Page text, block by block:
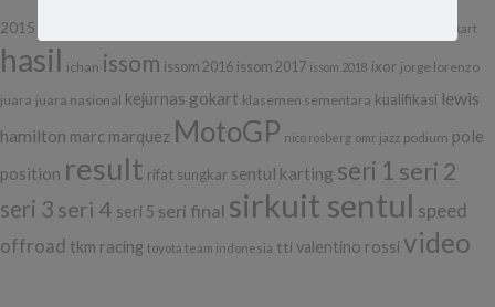
2015 gokart
hasil ichan issom issom 2016 issom 2017 issom 2018 ixor jorge lorenzo
juara juara nasional kejurnas gokart klasemen sementara kualifikasi lewis
hamilton marc marquez MotoGP nico rosberg omr jazz podium pole
position result rifat sungkar sentul karting seri 1 seri 2
seri 3 seri 4 seri 5 seri final sirkuit sentul speed
offroad tkm racing toyota team indonesia tti valentino rossi video